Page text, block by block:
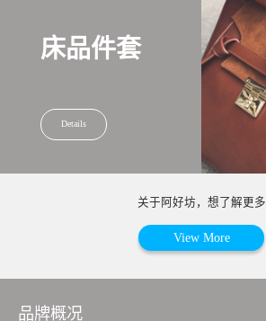
床品件套
Details
关于阿好坊，想了解更多
View More
品牌概况